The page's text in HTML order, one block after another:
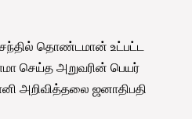
தொண்டமான் உட்பட்ட
செய்த அறுவரின் பெயர்
அறிவித்தலை ஜனாதிபதி